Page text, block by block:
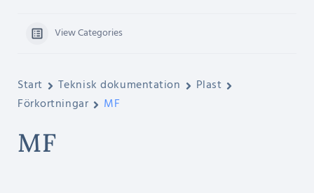
View Categories
Start Teknisk dokumentation
Plast
Förkortningar
MF
MF